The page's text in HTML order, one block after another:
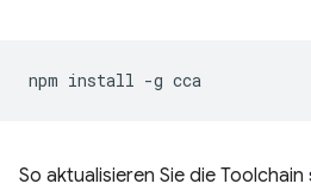
npm install -g
So aktualisieren Sie die